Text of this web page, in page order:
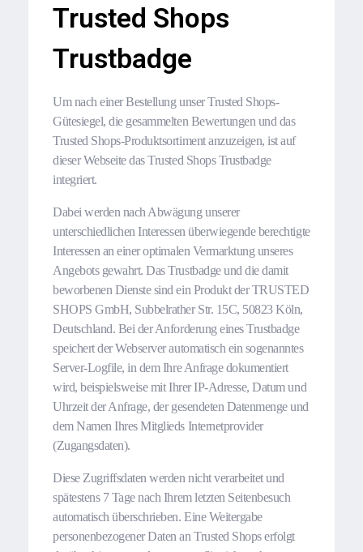
Trusted Shops
Trustbadge
Um nach einer Bestellung unser Trusted Shops-
Gütesiegel, die gesammelten Bewertungen und das
Trusted Shops-Produktsortiment anzuzeigen, ist auf
dieser Webseite das Trusted Shops Trustbadge
integriert.
Dabei werden nach Abwägung unserer
unterschiedlichen Interessen überwiegende berechtigte
Interessen an einer optimalen Vermarktung unseres
Angebots gewahrt. Das Trustbadge und die damit
beworbenen Dienste sind ein Produkt der TRUSTED
SHOPS GmbH, Subbelrather Str. 15C, 50823 Köln,
Deutschland. Bei der Anforderung eines Trustbadge
speichert der Webserver automatisch ein sogenanntes
Server-Logfile, in dem Ihre Anfrage dokumentiert
wird, beispielsweise mit Ihrer IP-Adresse, Datum und
Uhrzeit der Anfrage, der gesendeten Datenmenge und
dem Namen Ihres Mitglieds Internetprovider
(Zugangsdaten).
Diese Zugriffsdaten werden nicht verarbeitet und
spätestens 7 Tage nach Ihrem letzten Seitenbesuch
automatisch überschrieben. Eine Weitergabe
personenbezogener Daten an Trusted Shops erfolgt